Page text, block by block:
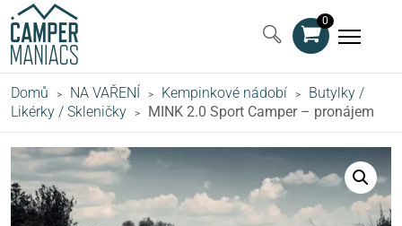
0
Domů > NA VAŘENÍ > Kempinkové nádobí >
Butylky /
Likérky / Skleničky
> MINK 2.0 Sport Camper – pronájem